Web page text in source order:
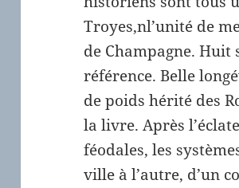
Troyes,nl’unité de
de Champagne. Huit
référence. Belle
de poids hérité des
la livre. Après
féodales, les
ville à l’autre, d’un